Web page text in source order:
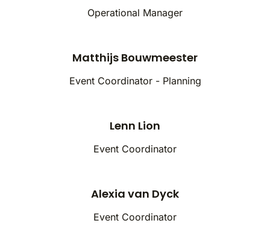
Operational Manager
Matthijs Bouwmeester
Event Coordinator - Planning
Lenn Lion
Event Coordinator
Alexia van Dyck
Event Coordinator